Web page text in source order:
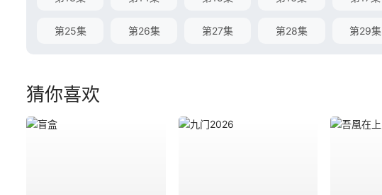
第25集 第26集 第27集 第28集 第29集
猜你喜欢